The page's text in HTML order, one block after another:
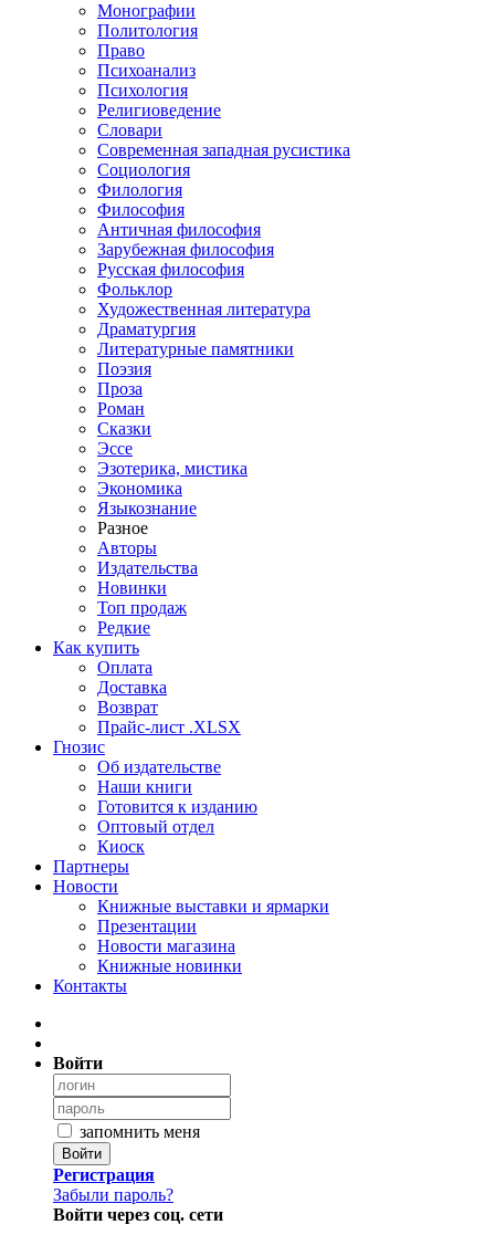
Монографии
Политология
Право
Психоанализ
Психология
Религиоведение
Словари
Современная западная русистика
Социология
Филология
Философия
Античная философия
Зарубежная философия
Русская философия
Фольклор
Художественная литература
Драматургия
Литературные памятники
Поэзия
Проза
Роман
Сказки
Эссе
Эзотерика, мистика
Экономика
Языкознание
Разное
Авторы
Издательства
Новинки
Топ продаж
Редкие
Как купить
Оплата
Доставка
Возврат
Прайс-лист .XLSX
Гнозис
Об издательстве
Наши книги
Готовится к изданию
Оптовый отдел
Киоск
Партнеры
Новости
Книжные выставки и ярмарки
Презентации
Новости магазина
Книжные новинки
Контакты
Войти
запомнить меня
Войти
Регистрация
Забыли пароль?
Войти через соц. сети